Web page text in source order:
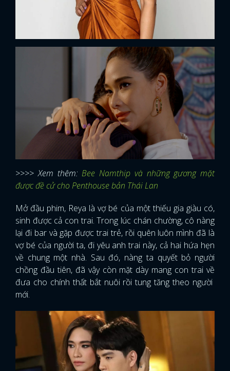
>>>> Xem thêm:Bee Namthip và những gương mặt
được đề cử cho Penthouse bản Thái Lan
Mở đầu phim, Reya là vợ bé của một thiếu gia giàu có,
sinh được cả con trai. Trong lúc chán chường, cô nàng
lại đi bar và gặp được trai trẻ, rồi quên luôn mình đã là
vợ bé của người ta, đi yêu anh trai này, cả hai hứa hẹn
về chung một nhà. Sau đó, nàng ta quyết bỏ người
chồng đầu tiên, đã vậy còn mặt dày mang con trai về
đưa cho chính thất bắt nuôi rồi tung tăng theo người
mới.